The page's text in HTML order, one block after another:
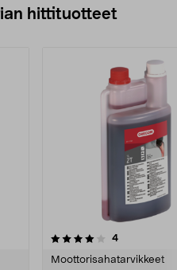
hittituotteet
4arvostelut
Moottorisahatarvikkeet
4.0 viidestä